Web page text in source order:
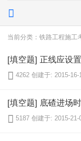

当前分类：铁路工程施工
 4262 创建于: 2015-16-
 5187 创建于: 2015-21-